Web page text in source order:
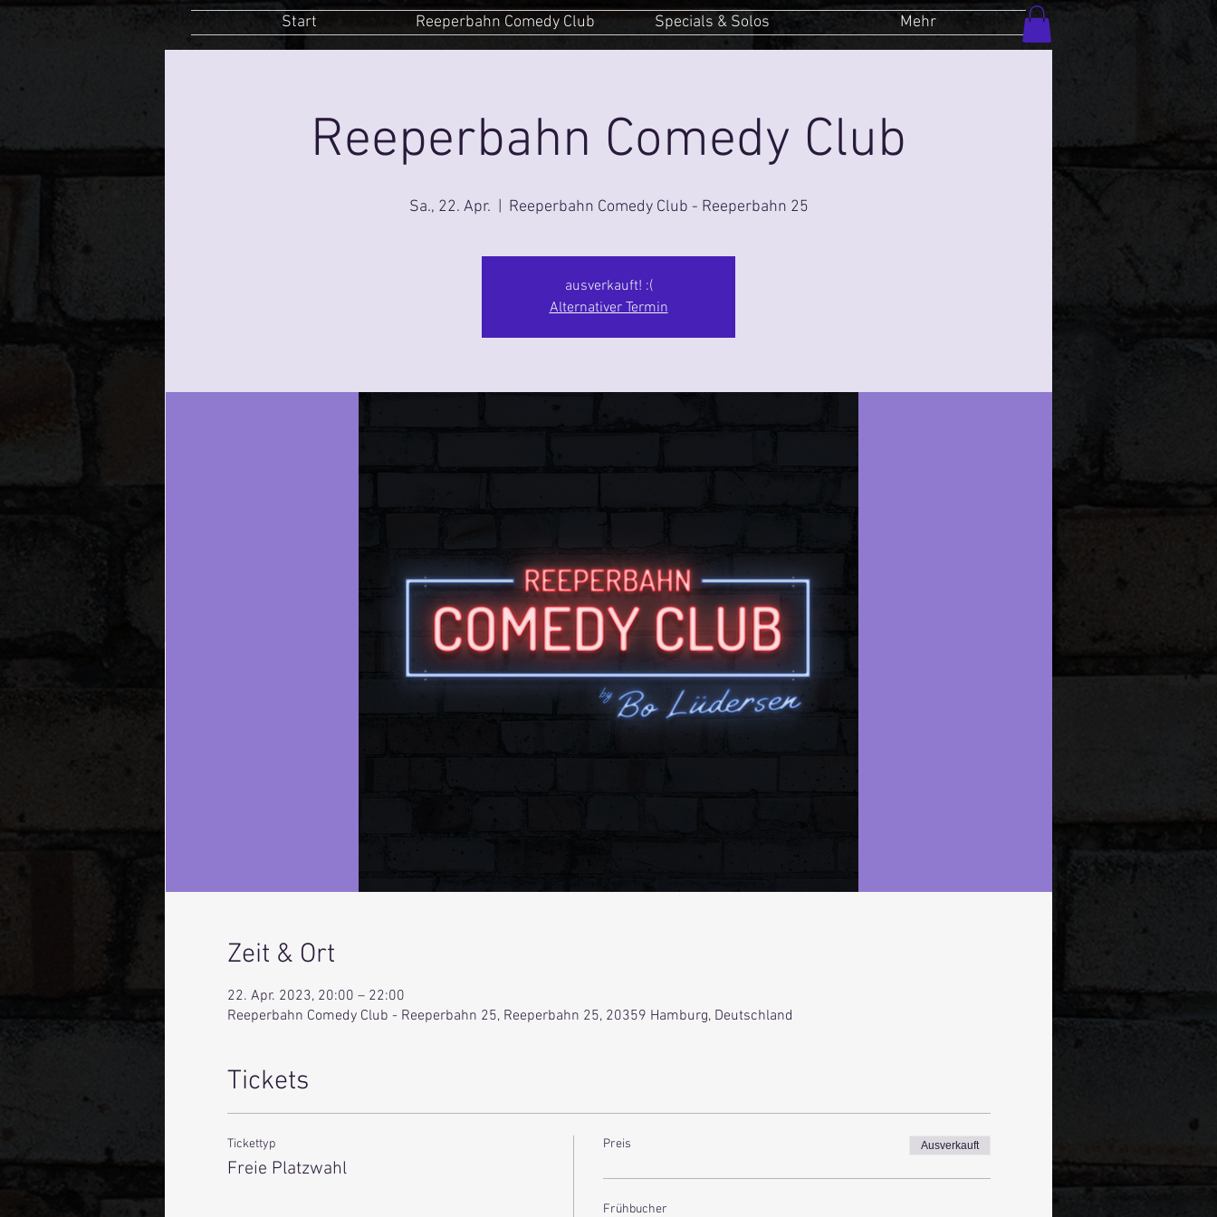
Start Reeperbahn Comedy Club Specials & Solos Mehr
Reeperbahn Comedy Club
Sa., 22. Apr. Reeperbahn Comedy Club - Reeperbahn 25
ausverkauft! :(
Alternativer Termin
Zeit & Ort
22. Apr. 2023, 20:00 – 22:00
Reeperbahn Comedy Club - Reeperbahn 25, Reeperbahn 25, 20359 Hamburg, Deutschland
Tickets
Tickettyp
Freie Platzwahl
Preis Ausverkauft
Frühbucher